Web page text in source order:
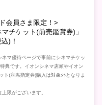
会員さま限定！>
チケット(前売鑑賞券)」
)！
マ優待ページで事前にシネマチケッ
典です。イオンシネマ店頭やイオン
ト(座席指定券)購入は対象外となりま
限がございます。